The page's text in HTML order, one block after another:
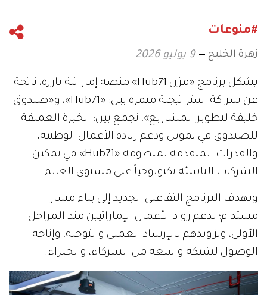
#منوعات
زهرة الخليج 9 يوليو 2026
يشكل برنامج «مزن Hub71» منصة إماراتية بارزة، ناتجة
عن شراكة استراتيجية مثمرة بين: «Hub71»، و«صندوق
خليفة لتطوير المشاريع»، تجمع بين: الخبرة العميقة
للصندوق في تمويل ودعم ريادة الأعمال الوطنية،
والقدرات المتقدمة لمنظومة «Hub71» في تمكين
الشركات الناشئة تكنولوجياً على مستوى العالم.
ويهدف البرنامج التفاعلي الجديد إلى بناء مسار
مستدام؛ لدعم رواد الأعمال الإماراتيين منذ المراحل
الأولى، وتزويدهم بالإرشاد العملي والتوجيه، وإتاحة
الوصول لشبكة واسعة من الشركاء، والخبراء.